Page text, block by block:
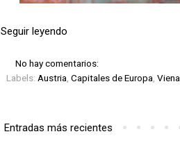
Seguir leyendo
No hay comentarios:
Labels: Austria Capitales de Europa Viena
Entradas más recientes